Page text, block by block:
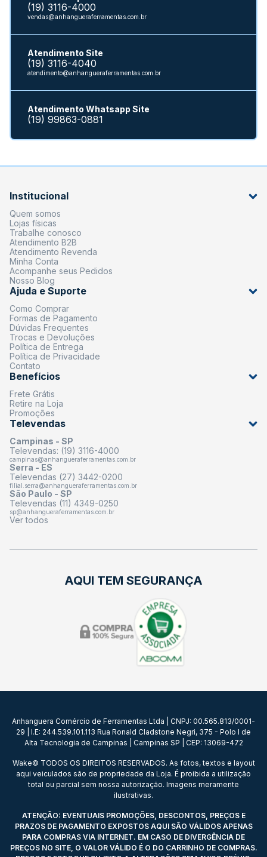
(19) 3116-4000
vendas@anhangueraferramentas.com.br
Atendimento Site
(19) 3116-4040
atendimento@anhangueraferramentas.com.br
Atendimento Whatsapp Site
(19) 99863-0881
Institucional
Quem somos
Lojas físicas
Trabalhe conosco
Atendimento B2B
Atendimento Revenda
Minha Conta
Acompanhe seus Pedidos
Nosso Blog
Ajuda e Suporte
Como Comprar
Formas de Pagamento
Dúvidas Frequentes
Trocas e Devoluções
Política de Entrega
Política de Privacidade
Contato
Benefícios
Frete Grátis
Retire na Loja
Promoções
Televendas
Campinas - SP
Televendas: (19) 3116-4000
campinas@anhangueraferramentas.com.br
Serra - ES
Televendas (27) 3442-0200
filial.serra@anhangueraferramentas.com.br
São Paulo - SP
Televendas (11) 4349-0250
sp@anhangueraferramentas.com.br
Ver todos
AQUI TEM SEGURANÇA
Anhanguera Comércio de Ferramentas Ltda | CNPJ: 00.565.813/0001-
29 | I.E: 244.539.101.113 Rua Ronald Cladstone Negri, 375 - Polo I de
Alta Tecnologia de Campinas | Campinas SP | CEP: 13069-472
Wake© TODOS OS DIREITOS RESERVADOS. As fotos, textos e layout
aqui veiculados são de propriedade da Loja. É proibida a utilização
total ou parcial sem nossa autorização. Imagens meramente
ilustrativas.
ATENÇÃO: EVENTUAIS PROMOÇÕES, DESCONTOS, PREÇOS E
PRAZOS DE PAGAMENTO EXPOSTOS AQUI SÃO VÁLIDOS APENAS
PARA COMPRAS VIA INTERNET. EM CASO DE DIVERGÊNCIA DE
PREÇOS NO SITE, O VALOR VÁLIDO É O DO CARRINHO DE COMPRAS.